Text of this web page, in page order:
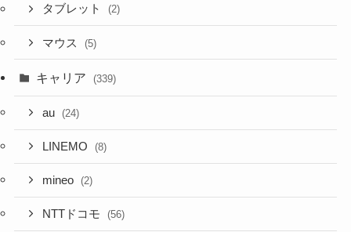
タブレット (2)
マウス (5)
キャリア (339)
au (24)
LINEMO (8)
mineo (2)
NTTドコモ (56)